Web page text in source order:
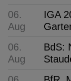
06.
Aug
IGA
06.
Aug
BdS: